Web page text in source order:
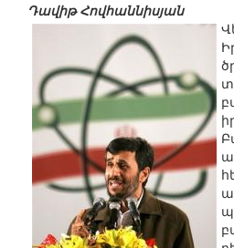
Դավիթ Հովհաննիսյան